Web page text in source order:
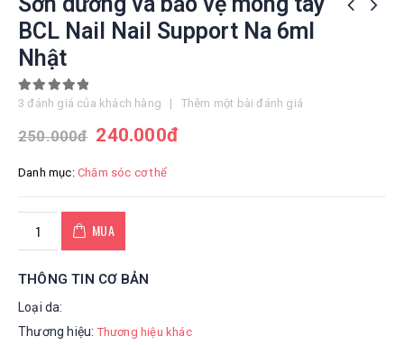
BCL Nail Nail Support Na 6ml
Nhật
5.00out of 5
3 đánh giá của khách hàng | Thêm một bài đánh giá
250.000đ 240.000đ
Danh mục: Chăm sóc cơ thể
MUA
THÔNG TIN CƠ BẢN
Loại da:
Thương hiệu: Thương hiệu khác